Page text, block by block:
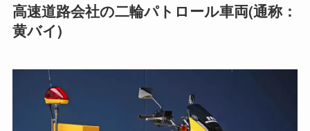
高速道路会社の二輪パトロール車両(通称：
黄バイ)